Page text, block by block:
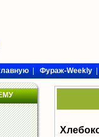
|Фураж-Weekly